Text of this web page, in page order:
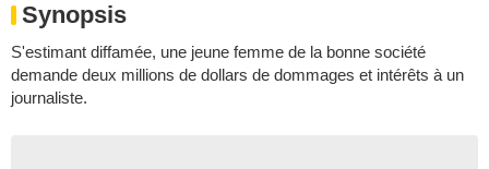
Synopsis
S'estimant diffamée, une jeune femme de la bonne société
demande deux millions de dollars de dommages et intérêts à un
journaliste.